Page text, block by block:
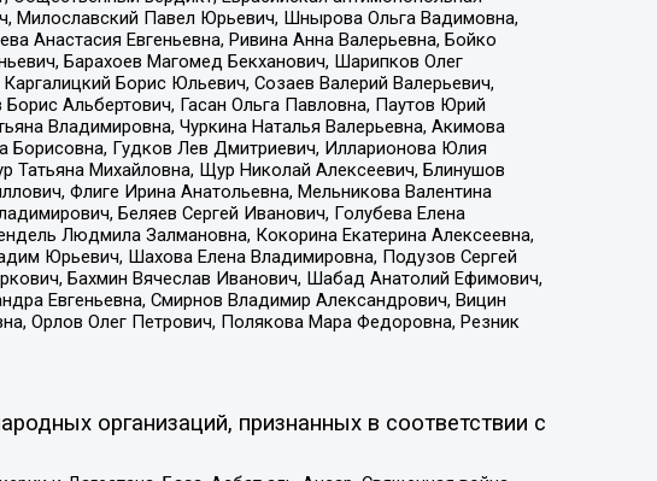
Милославский Павел Юрьевич, Шнырова Ольга Вадимовна,
Анастасия Евгеньевна, Ривина Анна Валерьевна, Бойко
Барахоев Магомед Бекханович, Шарипков Олег
Борис Юльевич, Созаев Валерий Валерьевич,
Альбертович, Гасан Ольга Павловна, Паутов Юрий
Владимировна, Чуркина Наталья Валерьевна, Акимова
Борисовна, Гудков Лев Дмитриевич, Илларионова Юлия
Татьяна Михайловна, Щур Николай Алексеевич, Блинушов
Флиге Ирина Анатольевна, Мельникова Валентина
Беляев Сергей Иванович, Голубева Елена
Людмила Залмановна, Кокорина Екатерина Алексеевна,
Юрьевич, Шахова Елена Владимировна, Подузов Сергей
Бахмин Вячеслав Иванович, Шабад Анатолий Ефимович,
Евгеньевна, Смирнов Владимир Александрович, Вицин
Орлов Олег Петрович, Полякова Мара Федоровна, Резник
организаций, признанных в соответствии с